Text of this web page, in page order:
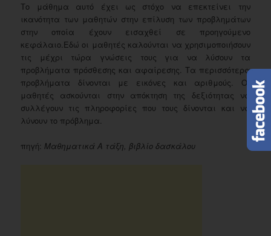
Το μάθημα αυτό έχει ως στόχο να επεκτείνει την
ικανότητα των μαθητών στην επίλυση των προβλημάτων
στην οποία έχουν εισαχθεί σε προηγούμενο
κεφάλαιο.Εδώ οι μαθητές καλούνται να χρησιμοποιήσουν
τις μέχρι τώρα γνώσεις τους για να λύσουν τα
προβλήματα πρόσθεσης και αφαίρεσης. Τα περισσότερα
προβλήματα δίνονται με εικόνες και αριθμούς. Οι
μαθητές ασκούνται στην απόκτηση της δεξιότητας να
συλλέγουν τις πληροφορίες που τους δίνονται και να
λύνουν το πρόβλημα.
πηγή:Μαθηματικά Α τάξη, βιβλίο δασκάλου